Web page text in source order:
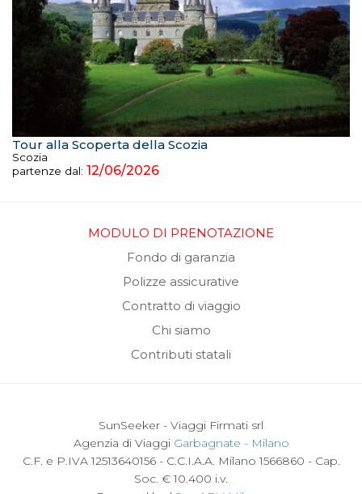
Tour alla Scoperta della Scozia
Scozia
partenze dal: 12/06/2026
MODULO DI PRENOTAZIONE
Fondo di garanzia
Polizze assicurative
Contratto di viaggio
Chi siamo
Contributi statali
SunSeeker - Viaggi Firmati srl
Agenzia di Viaggi Garbagnate - Milano
C.F. e P.IVA 12513640156 - C.C.I.A.A. Milano 1566860 - Cap.
Soc. € 10.400 i.v.